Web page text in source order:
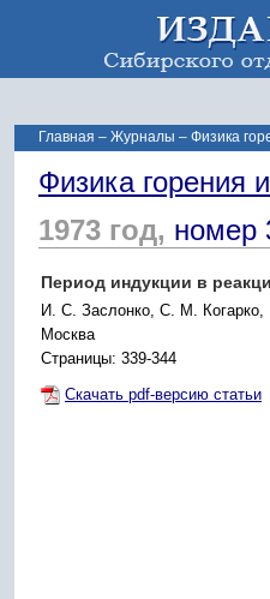
Главная – Журналы – Физика
Физика горения
1973 год, номер
Период индукции в
И. С. Заслонко, С. М.
Москва
Страницы: 339-344
Скачать pdf-версию статьи